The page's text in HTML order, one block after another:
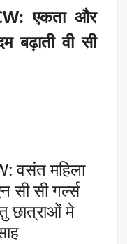
एकता और
बढ़ाती वी सी
वसंत महिला
सी सी गर्ल्स
छात्राओं मे